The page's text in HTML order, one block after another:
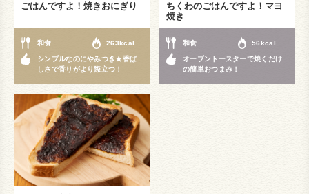
ごはんですよ！焼きおにぎり
和食 263kcal
シンプルなのにやみつき★香ば
しさで香りがより際立つ！
ちくわのごはんですよ！マヨ
焼き
和食 56kcal
オーブントースターで焼くだけ
の簡単おつまみ！